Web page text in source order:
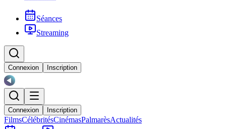
Séances
Streaming
Connexion Inscription
Connexion Inscription
FilmsCélébritésCinémasPalmarèsActualités